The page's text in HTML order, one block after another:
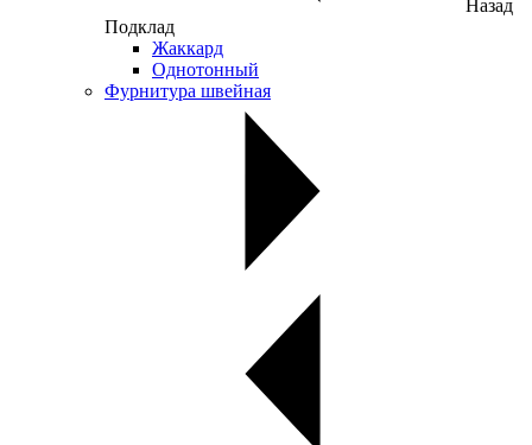
Назад
Подклад
Жаккард
Однотонный
Фурнитура швейная